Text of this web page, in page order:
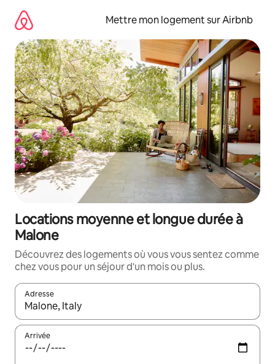
directement
contenu
Mettre mon logement sur Airbnb
Locations moyenne et longue durée à
Malone
Découvrez des logements où vous vous sentez comme
chez vous pour un séjour d'un mois ou plus.
Adresse
Lorsque les résultats s'affichent, utilisez les flèches vers le
Arrivée